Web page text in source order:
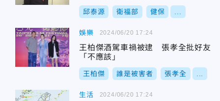
邱泰源 衛福部 健保
娛樂
王柏傑酒駕車禍被逮 張孝全批好友
「不應該」
王柏傑 誰是被害者 張孝全
2024/06/20 17:24
生活 2024/06/20 17:24